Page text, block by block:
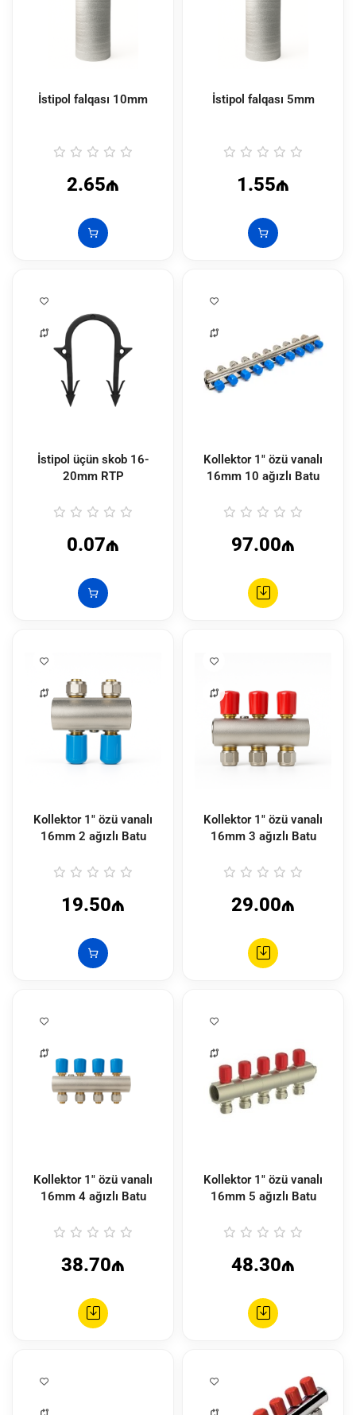
İstipol falqası 10mm
2.65₼
İstipol falqası 5mm
1.55₼
İstipol üçün skob 16-
20mm RTP
0.07₼
Kollektor 1" özü vanalı
16mm 10 ağızlı Batu
97.00₼
Kollektor 1" özü vanalı
16mm 2 ağızlı Batu
19.50₼
Kollektor 1" özü vanalı
16mm 3 ağızlı Batu
29.00₼
Kollektor 1" özü vanalı
16mm 4 ağızlı Batu
38.70₼
Kollektor 1" özü vanalı
16mm 5 ağızlı Batu
48.30₼